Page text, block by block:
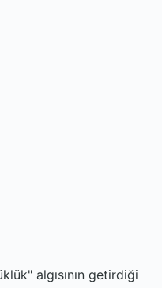
algısının getirdiği